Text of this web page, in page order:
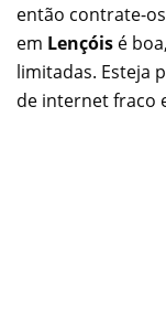
então contrate-
em Lençóis é
limitadas. Esteja
de internet fraco